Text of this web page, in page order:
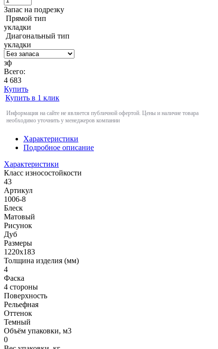
Запас на подрезку
Прямой тип
укладки
Диагональный тип
укладки
зф
Всего:
4 683
Купить
Купить в 1 клик
Информация на сайте не является публичной офертой. Цены и наличие товара
необходимо уточнить у менеджеров компании
Характеристики
Подробное описание
Характеристики
Класс износостойкости
43
Артикул
1006-8
Блеск
Матовый
Рисунок
Дуб
Размеры
1220x183
Толщина изделия (мм)
4
Фаска
4 стороны
Поверхность
Рельефная
Оттенок
Темный
Объём упаковки, м3
0